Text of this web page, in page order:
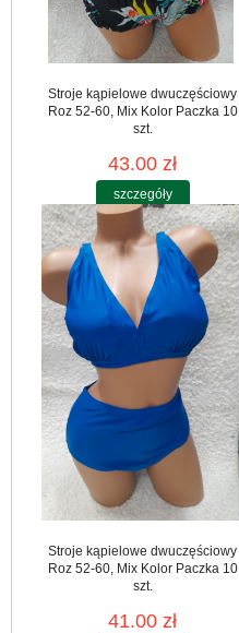
Stroje kąpielowe dwuczęściowy
Roz 52-60, Mix Kolor Paczka 10
szt.
43.00 zł
szczegóły
Stroje kąpielowe dwuczęściowy
Roz 52-60, Mix Kolor Paczka 10
szt.
41.00 zł